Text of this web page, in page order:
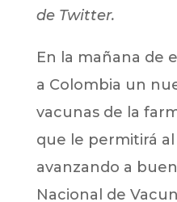
de Twitter.
En la mañana de
a Colombia un
vacunas de la
que le permitirá
avanzando a
Nacional de